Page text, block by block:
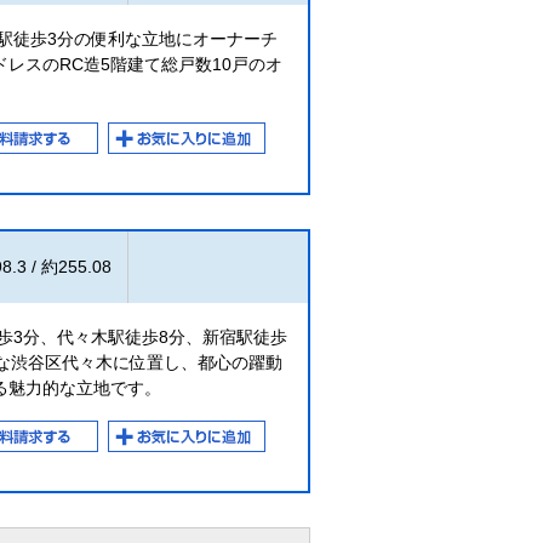
徒歩3分の便利な立地にオーナーチ
スのRC造5階建て総戸数10戸のオ
/ 約255.08
3分、代々木駅徒歩8分、新宿駅徒歩
渋谷区代々木に位置し、都心の躍動
力的な立地です。